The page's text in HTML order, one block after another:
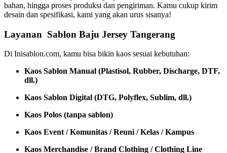
bahan, hingga proses produksi dan pengiriman. Kamu cukup kirim
desain dan spesifikasi, kami yang akan urus sisanya!
Layanan Sablon Baju Jersey Tangerang
Di Inisablon.com, kamu bisa bikin kaos sesuai kebutuhan:
Kaos Sablon Manual (Plastisol, Rubber, Discharge, DTF,
dll.)
Kaos Sablon Digital (DTG, Polyflex, Sublim, dll.)
Kaos Polos (tanpa sablon)
Kaos Event / Komunitas / Reuni / Kelas / Kampus
Kaos Merchandise / Brand Clothing / Clothing Line